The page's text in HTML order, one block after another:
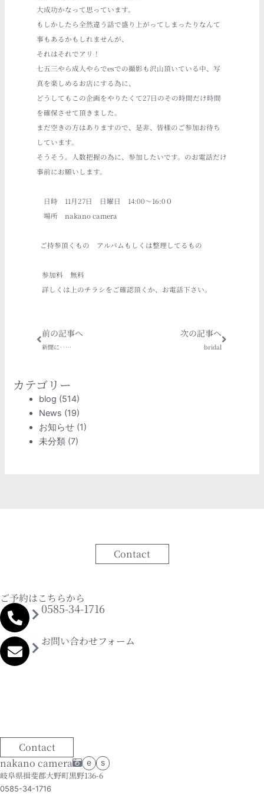
大成功かなって思っています。
もしかしたら全然違う話で盛り上がってしまったりなんて
事もあるかもしれませんが、
それはそれでアリ！
七五三やら成人やらでesでの撮影も沢山頂いている中、写
真を楽しめるお店にする為に、
どうしてもこの企画をやりたくて27日のその時間だけ時間
を確保させて頂きました。
まだ空きの方はありますので、是非、皆様のご参加お待ち
しています。
そうそう。人数把握の為に、参加したいです。のお電話だけ
事前にお願いします。
日時 11月27日 日曜日 14:00～16:0０
場所 nakano camera
ご持参頂くもの アルバムもしくは整理してるもの
参加料 無料
詳しくは上のチラシをご確認頂くか、お電話下さい。
Prev
前の記事へ
新聞に‥…
次の記事へ
bridal
Next
カテゴリー
blog (514)
News (19)
お知らせ (1)
未分類 (7)
Contact
0585-34-1716
ご予約はこちらから
お問い合わせフォーム
Contact
nakano camera
e s
岐阜県揖斐郡大野町黒野136-6
0585-34-1716